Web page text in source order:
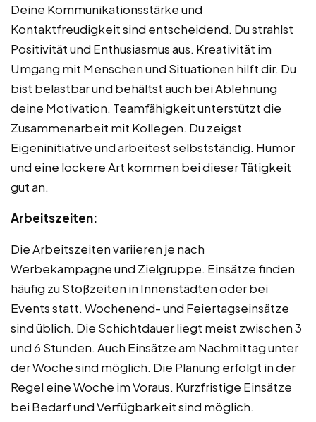
Deine Kommunikationsstärke und
Kontaktfreudigkeit sind entscheidend. Du strahlst
Positivität und Enthusiasmus aus. Kreativität im
Umgang mit Menschen und Situationen hilft dir. Du
bist belastbar und behältst auch bei Ablehnung
deine Motivation. Teamfähigkeit unterstützt die
Zusammenarbeit mit Kollegen. Du zeigst
Eigeninitiative und arbeitest selbstständig. Humor
und eine lockere Art kommen bei dieser Tätigkeit
gut an.
Arbeitszeiten:
Die Arbeitszeiten variieren je nach
Werbekampagne und Zielgruppe. Einsätze finden
häufig zu Stoßzeiten in Innenstädten oder bei
Events statt. Wochenend- und Feiertagseinsätze
sind üblich. Die Schichtdauer liegt meist zwischen 3
und 6 Stunden. Auch Einsätze am Nachmittag unter
der Woche sind möglich. Die Planung erfolgt in der
Regel eine Woche im Voraus. Kurzfristige Einsätze
bei Bedarf und Verfügbarkeit sind möglich.